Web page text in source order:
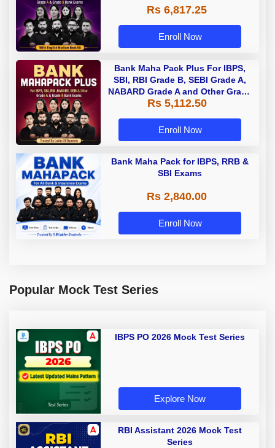
Rs 6,817.25
Enroll Now
Bank Maha Pack Plus For IBPS,
SBI, RBI Grade B, SEBI Grade A,
NABARD Grade A and Other Grade
A & Grade B Bank Exams
Rs 5,112.50
Enroll Now
Bank Maha Pack for IBPS, RRB &
SBI Exams
Rs 2,840.00
Enroll Now
Popular Mock Test Series
IBPS PO 2026 Mock Test Series
Explore Now
RBI Assistant 2026 Mock Test
Series